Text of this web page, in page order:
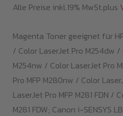
Alle Preise inkl.19% MwSt.plus
Magenta Toner geeignet für
/ Color LaserJet Pro M254dw /
M254nw / Color LaserJet Pro
Pro MFP M280nw / Color
LaserJet Pro MFP M281 FDN /
M281 FDW; Canon i-SENSYS